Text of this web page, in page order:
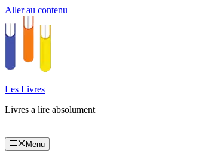
Aller au contenu
Les Livres
Livres a lire absolument
Menu